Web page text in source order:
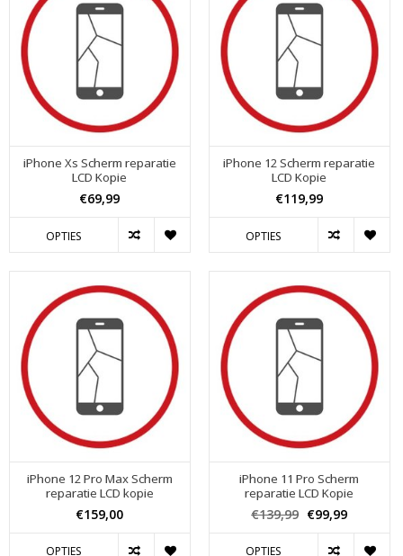
iPhone Xs Scherm reparatie
LCD Kopie
€69,99
OPTIES
iPhone 12 Scherm reparatie
LCD Kopie
€119,99
OPTIES
iPhone 12 Pro Max Scherm
reparatie LCD kopie
€159,00
OPTIES
iPhone 11 Pro Scherm
reparatie LCD Kopie
€139,99 €99,99
OPTIES